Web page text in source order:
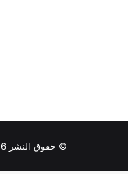
© حقوق النشر 2026، جميع الحقوق محفوظة |